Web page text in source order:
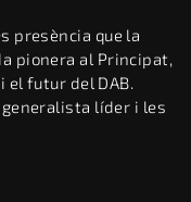
presència que la
pionera al Principat,
futur del DAB.
generalista líder i les